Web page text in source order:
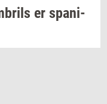
er spa­ni­